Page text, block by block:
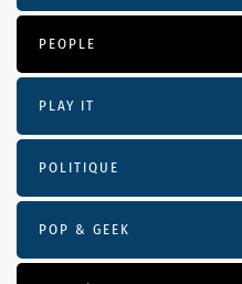
PEOPLE
PLAY IT
POLITIQUE
POP & GEEK